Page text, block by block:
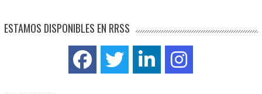
ESTAMOS DISPONIBLES EN RRSS